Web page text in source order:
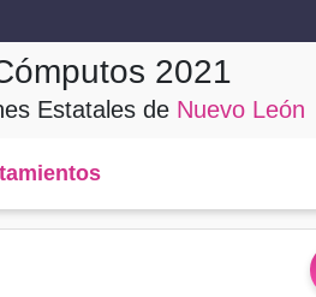
2021
Estatales de Nuevo León